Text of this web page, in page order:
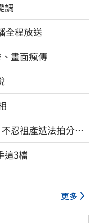
調
全程放送
畫面瘋傳
忍祖產遭法拍分
這3檔
更多